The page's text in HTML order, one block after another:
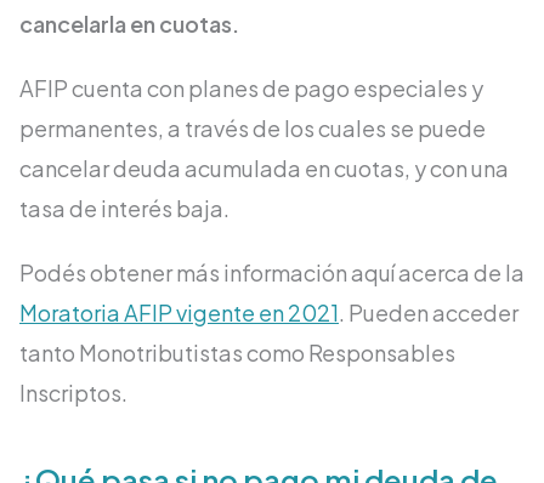
cancelarla en cuotas.
AFIP cuenta con planes de pago especiales y
permanentes, a través de los cuales se puede
cancelar deuda acumulada en cuotas, y con una
tasa de interés baja.
Podés obtener más información aquí acerca de la
Moratoria AFIP vigente en 2021. Pueden acceder
tanto Monotributistas como Responsables
Inscriptos.